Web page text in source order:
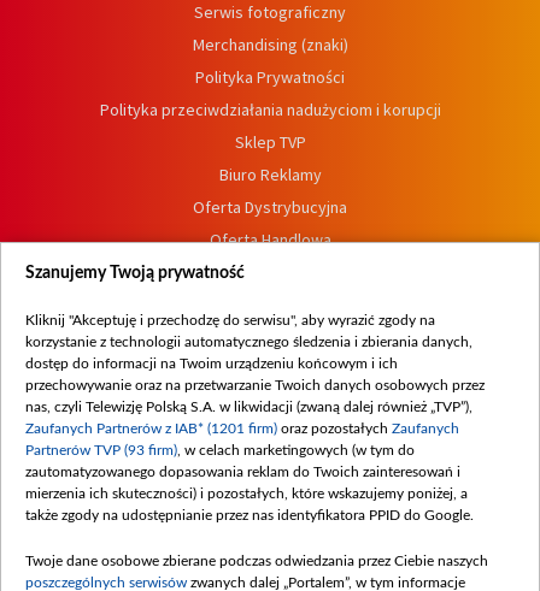
Serwis fotograficzny
Merchandising (znaki)
Polityka Prywatności
Polityka przeciwdziałania nadużyciom i korupcji
Sklep TVP
Biuro Reklamy
Oferta Dystrybucyjna
Oferta Handlowa
Dostępność
Procedura zgłoszeń wewnętrznych
Szanujemy Twoją prywatność
Kliknij "Akceptuję i przechodzę do serwisu", aby wyrazić zgody na
korzystanie z technologii automatycznego śledzenia i zbierania danych,
dostęp do informacji na Twoim urządzeniu końcowym i ich
przechowywanie oraz na przetwarzanie Twoich danych osobowych przez
nas, czyli Telewizję Polską S.A. w likwidacji (zwaną dalej również „TVP”),
Zaufanych Partnerów z IAB* (1201 firm) oraz pozostałych Zaufanych
Partnerów TVP (93 firm) , w celach marketingowych (w tym do
zautomatyzowanego dopasowania reklam do Twoich zainteresowań i
mierzenia ich skuteczności) i pozostałych, które wskazujemy poniżej, a
także zgody na udostępnianie przez nas identyfikatora PPID do Google.
Twoje dane osobowe zbierane podczas odwiedzania przez Ciebie naszych
poszczególnych serwisów zwanych dalej „Portalem”, w tym informacje